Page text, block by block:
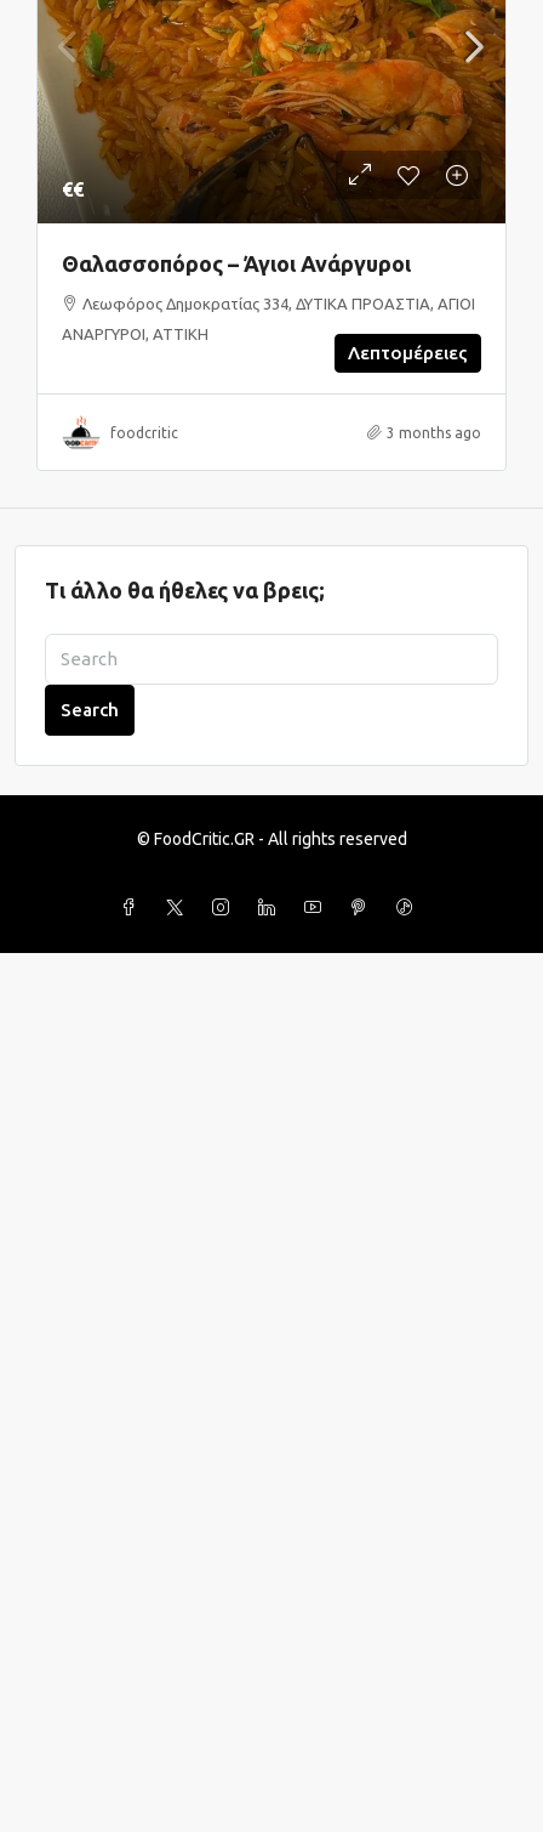
€€
Θαλασσοπόρος – Άγιοι Ανάργυροι
Λεωφόρος Δημοκρατίας 334, ΔΥΤΙΚΑ ΠΡΟΑΣΤΙΑ, ΑΓΙΟΙ
ΑΝΑΡΓΥΡΟΙ, ΑΤΤΙΚΗ
Λεπτομέρειες
foodcritic 3 months ago
Τι άλλο θα ήθελες να βρεις;
Search
© FoodCritic.GR - All rights reserved